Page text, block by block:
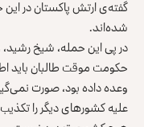
شده‌اند.
در پی این حمله، شیخ رشید،
حکومت موقت طالبان باید
وعده داده بود، صورت
علیه کشورهای دیگر را